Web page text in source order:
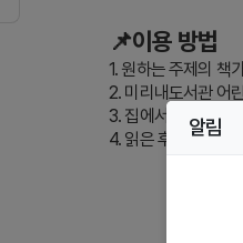
📌이용 방법
1. 원하는 주제의 책
2. 미리내도서관 어
3. 집에서 재미있게
4. 읽은 후 미리내도
알림